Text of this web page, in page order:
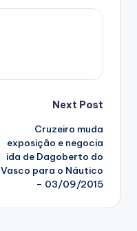
Next Post
Cruzeiro muda
exposição e negocia
ida de Dagoberto do
Vasco para o Náutico
– 03/09/2015